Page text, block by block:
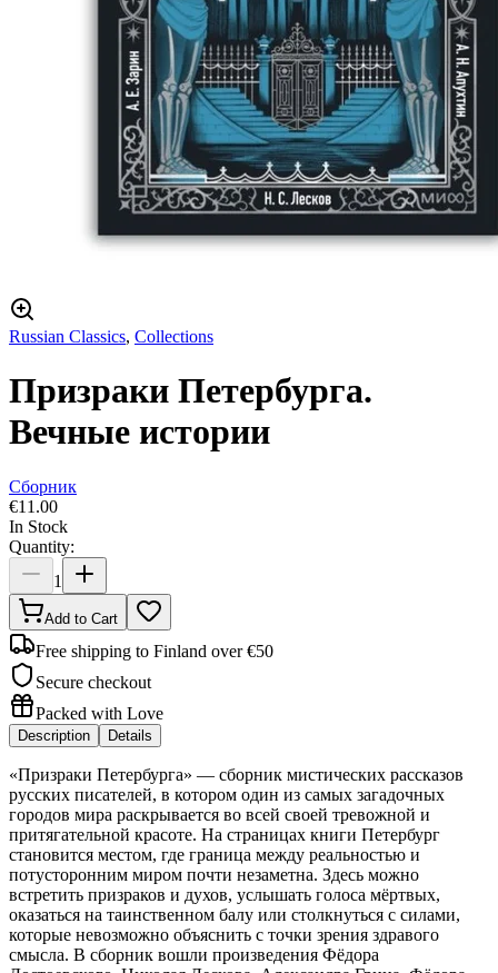
Russian Classics, Collections
Призраки Петербурга.
Вечные истории
Сборник
€11.00
In Stock
Quantity:
1
Add to Cart
Free shipping to Finland over €50
Secure checkout
Packed with Love
Description Details
«Призраки Петербурга» — сборник мистических рассказов
русских писателей, в котором один из самых загадочных
городов мира раскрывается во всей своей тревожной и
притягательной красоте. На страницах книги Петербург
становится местом, где граница между реальностью и
потусторонним миром почти незаметна. Здесь можно
встретить призраков и духов, услышать голоса мёртвых,
оказаться на таинственном балу или столкнуться с силами,
которые невозможно объяснить с точки зрения здравого
смысла. В сборник вошли произведения Фёдора